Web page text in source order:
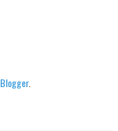
Blogger.